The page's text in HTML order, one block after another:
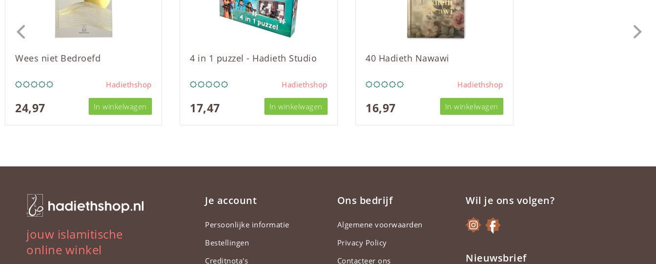
Wees niet Bedroefd
Hadiethshop
24,97 In winkelwagen
4 in 1 puzzel - Hadieth Studio
Hadiethshop
17,47 In winkelwagen
40 Hadieth Nawawi
Hadiethshop
16,97 In winkelwagen
jouw islamitische
online winkel
Je account
Persoonlijke informatie
Bestellingen
Creditnota's
Ons bedrijf
Algemene voorwaarden
Privacy Policy
Contacteer ons
Wil je ons volgen?
Nieuwsbrief